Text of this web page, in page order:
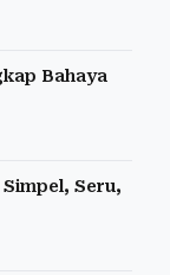
Bahaya
Seru,